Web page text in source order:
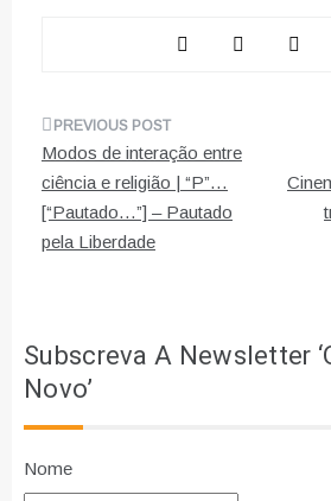
Navegação
de
artigos
Modos de interação entre
ciência e religião | “P”…
[“Pautado…”] – Pautado
pela Liberdade
Subscreva A Newsletter
Novo’
Nome